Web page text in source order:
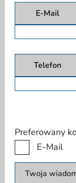
E-Mail
Telefon
Preferowany
E-Mail
Twoja